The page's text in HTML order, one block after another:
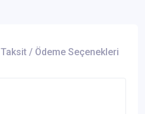
Taksit / Ödeme Seçenekleri